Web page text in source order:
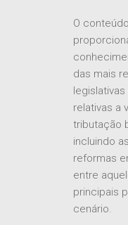
O
das mais
relativas a
tributação
incluindo
reformas
entre
principais
cenário.